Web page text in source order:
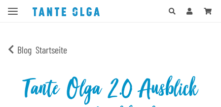
Blog Startseite
Tante Olga 2.0 Ausblick